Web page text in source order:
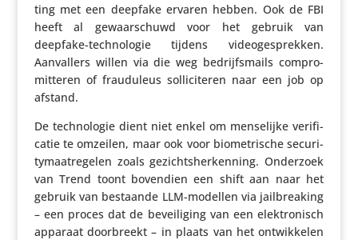
ting met een deepfake ervaren hebben. Ook de FBI
heeft al gewaar­schuwd voor het gebruik van
deepfake-tech­no­logie tijdens video­ge­sprekken.
Aanval­lers willen via die weg bedrijfs­mails compro­
mit­teren of frau­du­leus solli­ci­teren naar een job op
afstand.
De tech­no­logie dient niet enkel om mense­lijke veri­fi­
catie te omzeilen, maar ook voor biome­tri­sche secu­ri­
ty­maat­re­gelen zoals gezichts­her­ken­ning. Onderzoek
van Trend toont bovendien een shift aan naar het
gebruik van bestaande LLM-modellen via jail­brea­king
– een proces dat de bevei­li­ging van een elek­tro­nisch
apparaat door­breekt – in plaats van het ontwik­kelen